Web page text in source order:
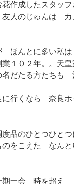
花作成したスタッ
友人のじゅんは
ほんとに多い私
１０２年。。天
だたる方たちも
行くなら 奈良ホ
品のひとつひと
をこえた なんと
期一会 時を超え